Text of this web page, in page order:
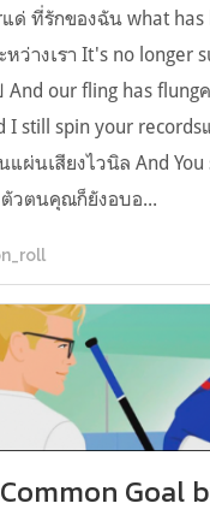
ด่ ที่รักของฉัน what has
หว่างเรา It's no longer
our fling has flung
I still spin your
ผ่นเสียงไวนิล And You
วตนคุณก็ยังอบอ...
Goal